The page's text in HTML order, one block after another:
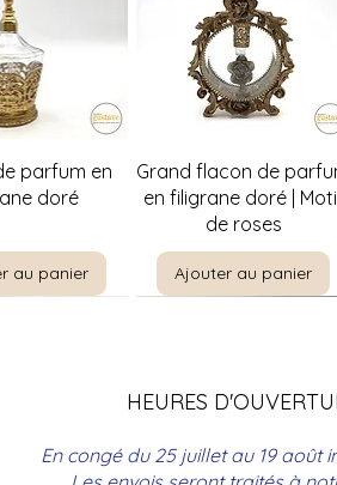
rapide
parfum en
doré
au panier
Aperçu rapide
Grand flacon de
en filigrane doré |
de roses
Ajouter au panier
HEURES
En congé du 25 juillet au 19 août